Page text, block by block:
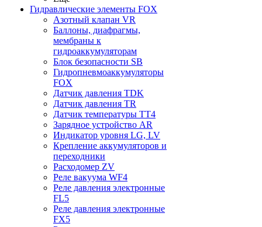
Гидравлические элементы FOX
Азотный клапан VR
Баллоны, диафрагмы,
мембраны к
гидроаккумуляторам
Блок безопасности SB
Гидропневмоаккумуляторы
FOX
Датчик давления TDK
Датчик давления TR
Датчик температуры TT4
Зарядное устройство AR
Индикатор уровня LG, LV
Крепление аккумуляторов и
переходники
Расходомер ZV
Реле вакуума WF4
Реле давления электронные
FL5
Реле давления электронные
FX5